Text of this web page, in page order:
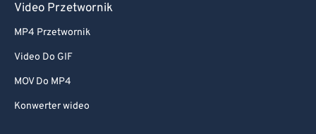
Video Przetwornik
MP4 Przetwornik
Video Do GIF
MOV Do MP4
Konwerter wideo